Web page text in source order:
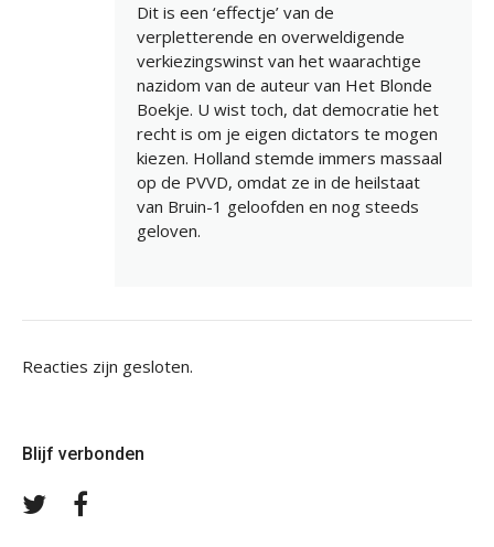
Dit is een ‘effectje’ van de
verpletterende en overweldigende
verkiezingswinst van het waarachtige
nazidom van de auteur van Het Blonde
Boekje. U wist toch, dat democratie het
recht is om je eigen dictators te mogen
kiezen. Holland stemde immers massaal
op de PVVD, omdat ze in de heilstaat
van Bruin-1 geloofden en nog steeds
geloven.
Reacties zijn gesloten.
Blijf verbonden
Volg